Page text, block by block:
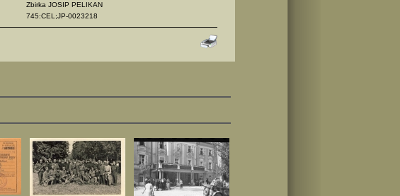
Zbirka JOSIP PELIKAN
745:CEL;JP-0023218